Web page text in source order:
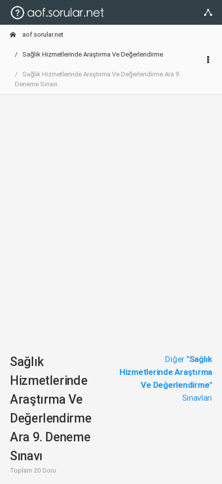
aof.sorular.net
Sağlık Hizmetlerinde Araştırma Ve Değerlendirme
Sağlık Hizmetlerinde Araştırma Ve Değerlendirme Ara 9.
Deneme Sınavı
Sağlık
Hizmetlerinde
Araştırma Ve
Değerlendirme
Ara 9. Deneme
Sınavı
Toplam 20 Soru
Diğer "Sağlık
Hizmetlerinde Araştırma
Ve Değerlendirme"
Sınavları